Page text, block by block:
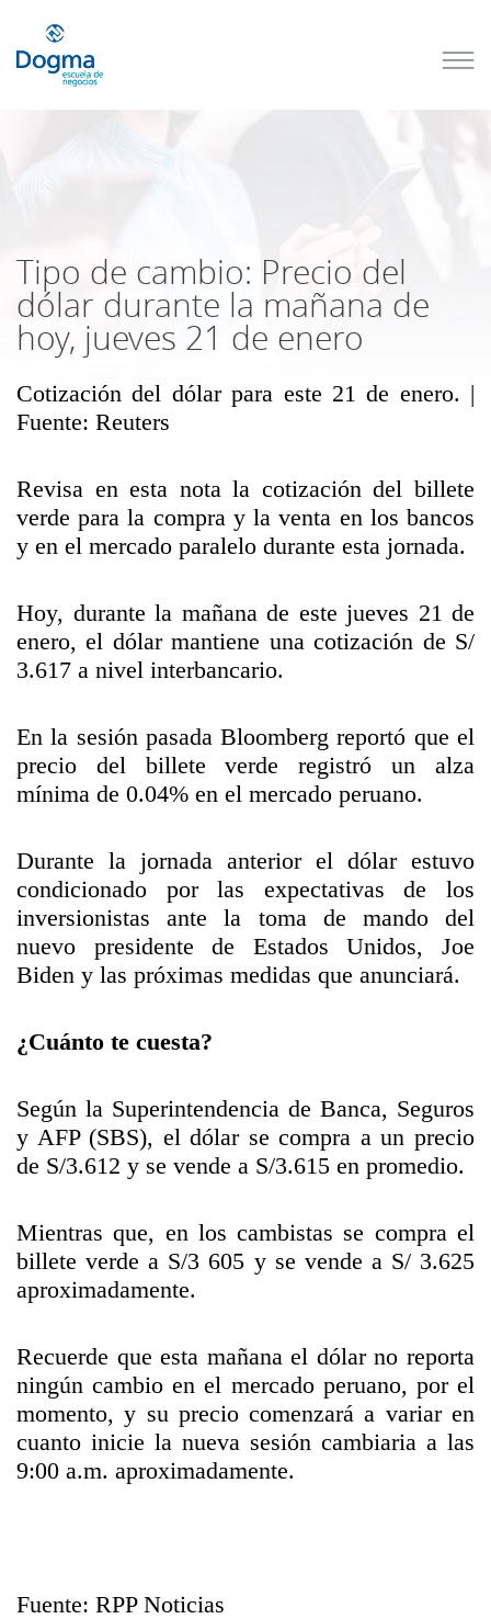
Tipo de cambio: Precio del
dólar durante la mañana de
hoy, jueves 21 de enero
Cotización del dólar para este 21 de enero. |
Fuente: Reuters
Revisa en esta nota la cotización del billete
verde para la compra y la venta en los bancos
y en el mercado paralelo durante esta jornada.
Hoy, durante la mañana de este jueves 21 de
enero, el dólar mantiene una cotización de S/
3.617 a nivel interbancario.
En la sesión pasada Bloomberg reportó que el
precio del billete verde registró un alza
mínima de 0.04% en el mercado peruano.
Durante la jornada anterior el dólar estuvo
condicionado por las expectativas de los
inversionistas ante la toma de mando del
nuevo presidente de Estados Unidos, Joe
Biden y las próximas medidas que anunciará.
¿Cuánto te cuesta?
Según la Superintendencia de Banca, Seguros
y AFP (SBS), el dólar se compra a un precio
de S/3.612 y se vende a S/3.615 en promedio.
Mientras que, en los cambistas se compra el
billete verde a S/3 605 y se vende a S/ 3.625
aproximadamente.
Recuerde que esta mañana el dólar no reporta
ningún cambio en el mercado peruano, por el
momento, y su precio comenzará a variar en
cuanto inicie la nueva sesión cambiaria a las
9:00 a.m. aproximadamente.
Fuente: RPP Noticias
próximos